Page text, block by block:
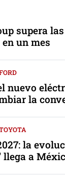
supera
un mes
nuevo
la
la
a